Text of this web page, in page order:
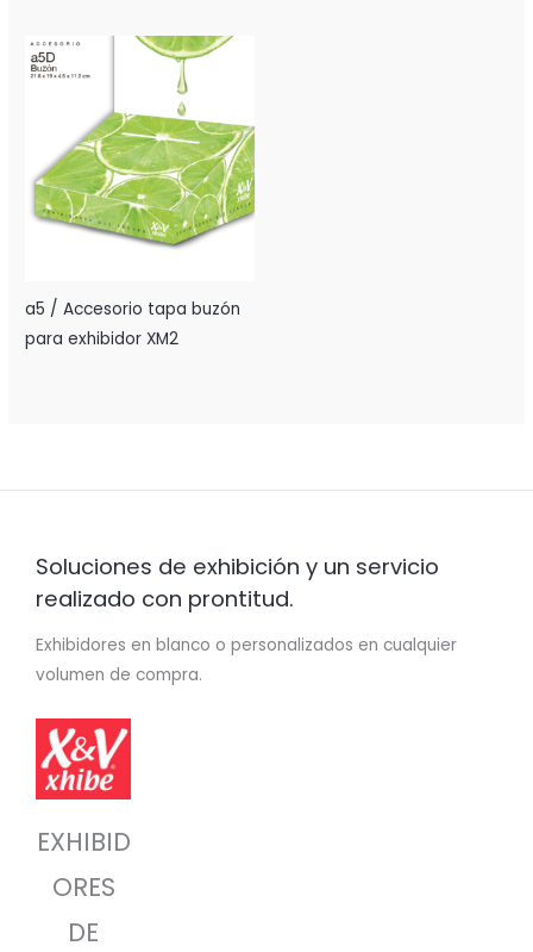
a5 / Accesorio tapa buzón
para exhibidor XM2
Soluciones de exhibición y un servicio
realizado con prontitud.
Exhibidores en blanco o personalizados en cualquier
volumen de compra.
EXHIBID
ORES
DE